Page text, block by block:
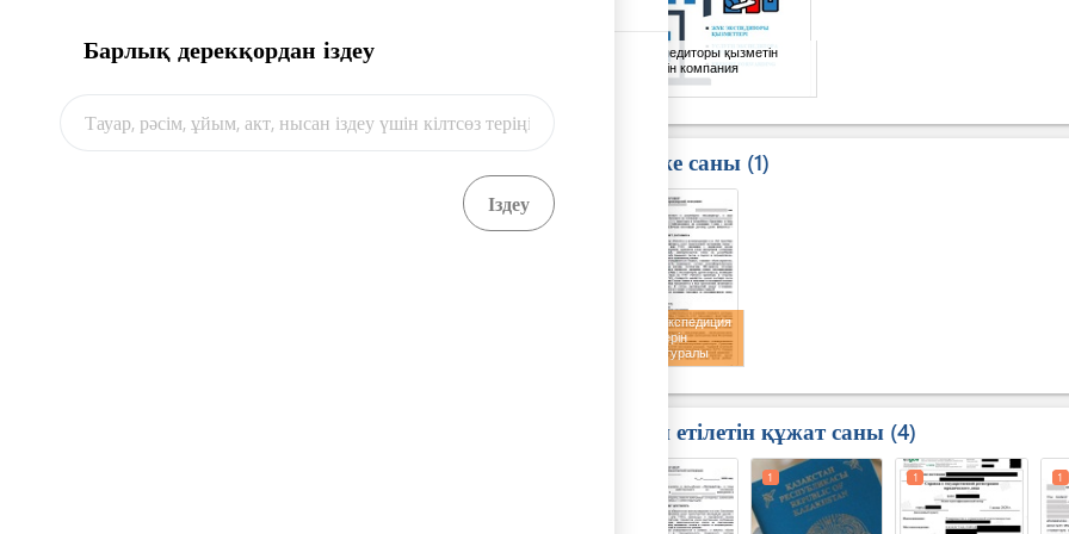
Барлық дерекқордан іздеу
flag
Жүк экспедиторы қызметін
көрсететін компания
Нәтиже саны 1
Көліктік экспедиция
қызметтерін
көрсету туралы
келісімшарт
Талап етілетін құжат саны 4
1 1 1